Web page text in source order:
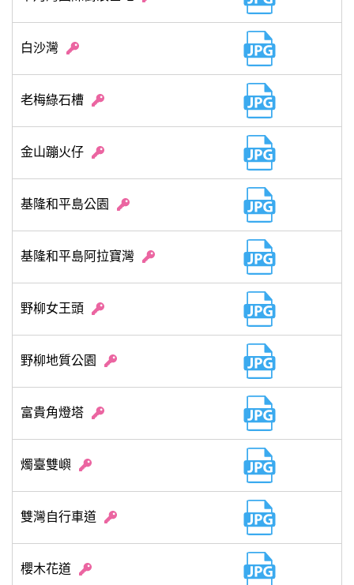
白沙灣
老梅綠石槽
金山蹦火仔
基隆和平島公園
基隆和平島阿拉寶灣
野柳女王頭
野柳地質公園
富貴角燈塔
燭臺雙嶼
雙灣自行車道
櫻木花道